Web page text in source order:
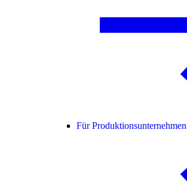
Für Produktionsunternehmen